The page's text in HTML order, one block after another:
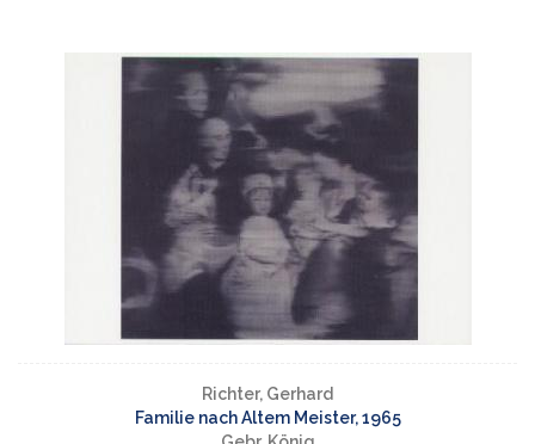
Richter, Gerhard
Familie nach Altem Meister, 1965